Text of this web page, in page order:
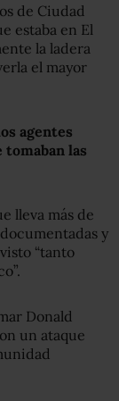
de Ciudad
estaba en El
la ladera
el mayor
agentes
las
lleva más de
y
“tanto
Donald
un ataque